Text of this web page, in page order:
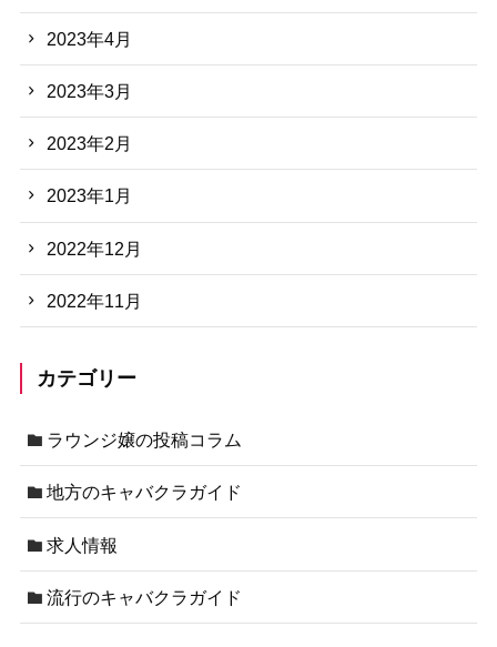
2023年4月
2023年3月
2023年2月
2023年1月
2022年12月
2022年11月
カテゴリー
ラウンジ嬢の投稿コラム
地方のキャバクラガイド
求人情報
流行のキャバクラガイド